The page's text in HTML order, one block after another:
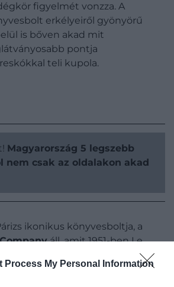
Process My Personal Information
figyelmét vonzza. A
erkélyeiről gyönyörű
is bőven akad mit
pontja
teli kupola.
Magyarország 5 legszebb
nem csak az oldalakon akad
ikonikus könyvesboltja, a
áll, amit 1951-ben Le
meg egy George Whitman
nevét 1964-ben vette fel